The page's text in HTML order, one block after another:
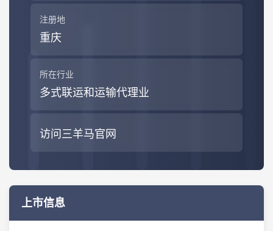
注册地
重庆
所在行业
多式联运和运输代理业
访问三羊马官网
上市信息